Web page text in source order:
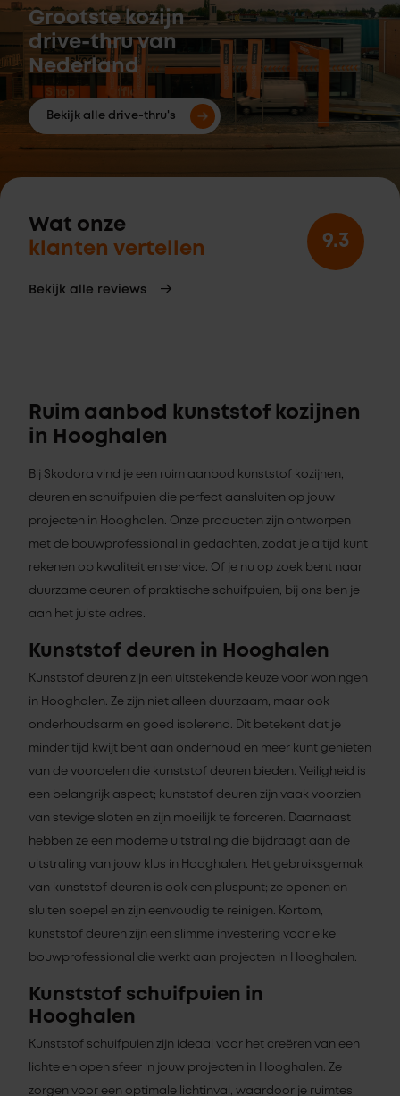
Grootste kozijn
drive-thru van
Nederland
Bekijk alle drive-thru's
Wat onze
klanten vertellen
Bekijk alle reviews
9.3
Ruim aanbod kunststof kozijnen
in Hooghalen
Bij Skodora vind je een ruim aanbod kunststof kozijnen,
deuren en schuifpuien die perfect aansluiten op jouw
projecten in Hooghalen. Onze producten zijn ontworpen
met de bouwprofessional in gedachten, zodat je altijd kunt
rekenen op kwaliteit en service. Of je nu op zoek bent naar
duurzame deuren of praktische schuifpuien, bij ons ben je
aan het juiste adres.
Kunststof deuren in Hooghalen
Kunststof deuren zijn een uitstekende keuze voor woningen
in Hooghalen. Ze zijn niet alleen duurzaam, maar ook
onderhoudsarm en goed isolerend. Dit betekent dat je
minder tijd kwijt bent aan onderhoud en meer kunt genieten
van de voordelen die kunststof deuren bieden. Veiligheid is
een belangrijk aspect; kunststof deuren zijn vaak voorzien
van stevige sloten en zijn moeilijk te forceren. Daarnaast
hebben ze een moderne uitstraling die bijdraagt aan de
uitstraling van jouw klus in Hooghalen. Het gebruiksgemak
van kunststof deuren is ook een pluspunt; ze openen en
sluiten soepel en zijn eenvoudig te reinigen. Kortom,
kunststof deuren zijn een slimme investering voor elke
bouwprofessional die werkt aan projecten in Hooghalen.
Kunststof schuifpuien in
Hooghalen
Kunststof schuifpuien zijn ideaal voor het creëren van een
lichte en open sfeer in jouw projecten in Hooghalen. Ze
zorgen voor een optimale lichtinval, waardoor je ruimtes